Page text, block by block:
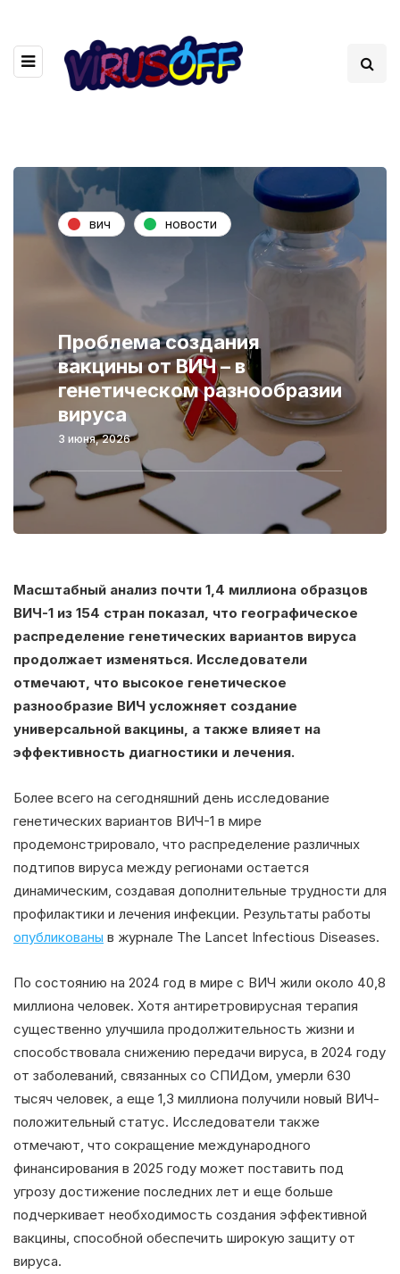
вич новости
Проблема создания
вакцины от ВИЧ – в
генетическом разнообразии
вируса
3 июня, 2026
Масштабный анализ почти 1,4 миллиона образцов
ВИЧ-1 из 154 стран показал, что географическое
распределение генетических вариантов вируса
продолжает изменяться. Исследователи
отмечают, что высокое генетическое
разнообразие ВИЧ усложняет создание
универсальной вакцины, а также влияет на
эффективность диагностики и лечения.
Более всего на сегодняшний день исследование
генетических вариантов ВИЧ-1 в мире
продемонстрировало, что распределение различных
подтипов вируса между регионами остается
динамическим, создавая дополнительные трудности для
профилактики и лечения инфекции. Результаты работы
опубликованы в журнале The Lancet Infectious Diseases.
По состоянию на 2024 год в мире с ВИЧ жили около 40,8
миллиона человек. Хотя антиретровирусная терапия
существенно улучшила продолжительность жизни и
способствовала снижению передачи вируса, в 2024 году
от заболеваний, связанных со СПИДом, умерли 630
тысяч человек, а еще 1,3 миллиона получили новый ВИЧ-
положительный статус. Исследователи также
отмечают, что сокращение международного
финансирования в 2025 году может поставить под
угрозу достижение последних лет и еще больше
подчеркивает необходимость создания эффективной
вакцины, способной обеспечить широкую защиту от
вируса.